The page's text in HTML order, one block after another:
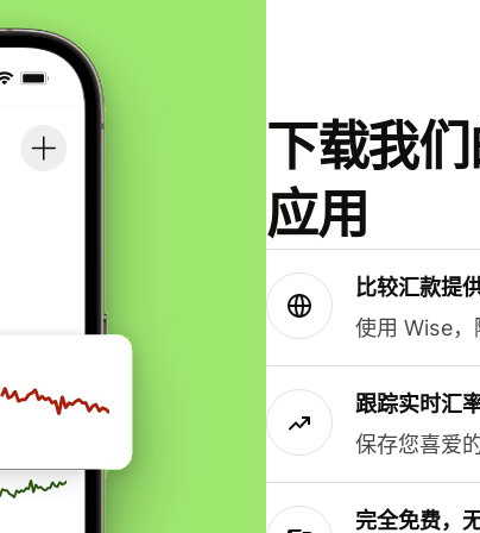
下载我
应用
比较汇款提
使用 Wise
跟踪实时汇
保存您喜爱
完全免费，